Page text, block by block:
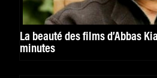
La beauté des films d’Abbas
minutes